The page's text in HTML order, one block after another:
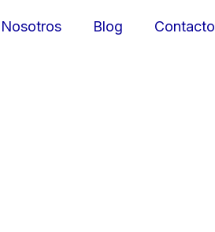
Nosotros Blog Contacto